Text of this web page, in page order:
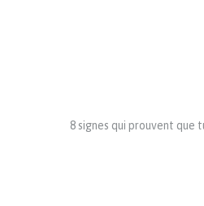
8 signes qui prouvent que